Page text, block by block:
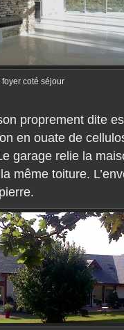
coté séjour
proprement dite
en ouate de
garage relie la
même toiture.